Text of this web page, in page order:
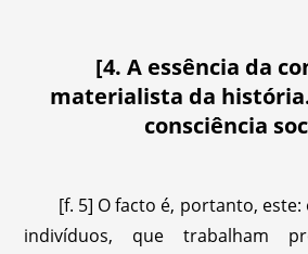
[4. A essência da
materialista da
consciência
[f. 5] O facto é, portanto,
indivíduos, que trabalham